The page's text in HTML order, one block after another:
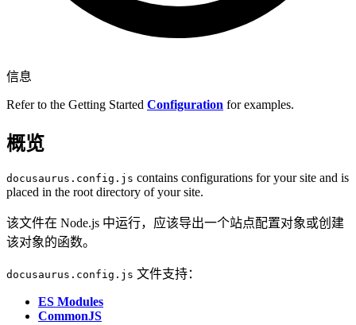
信息
Refer to the Getting Started Configuration for examples.
概览
docusaurus.config.js contains configurations for your site and is
placed in the root directory of your site.
该文件在 Node.js 中运行，应该导出一个站点配置对象或创建
该对象的函数。
docusaurus.config.js 文件支持：
ES Modules
CommonJS